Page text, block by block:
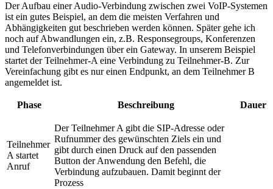
Der Aufbau einer Audio-Verbindung zwischen zwei VoIP-Systemen
ist ein gutes Beispiel, an dem die meisten Verfahren und
Abhängigkeiten gut beschrieben werden können. Später gehe ich
noch auf Abwandlungen ein, z.B. Responsegroups, Konferenzen
und Telefonverbindungen über ein Gateway. In unserem Beispiel
startet der Teilnehmer-A eine Verbindung zu Teilnehmer-B. Zur
Vereinfachung gibt es nur einen Endpunkt, an dem Teilnehmer B
angemeldet ist.
Phase Beschreibung Dauer
Teilnehmer
A startet
Anruf
Der Teilnehmer A gibt die SIP-Adresse oder
Rufnummer des gewünschten Ziels ein und
gibt durch einen Druck auf den passenden
Button der Anwendung den Befehl, die
Verbindung aufzubauen. Damit beginnt der
Prozess